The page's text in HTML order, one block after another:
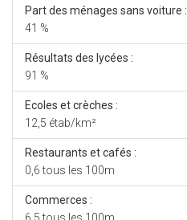
Part des ménages sans voiture :
41 %
Résultats des lycées :
91 %
Ecoles et crèches :
12,5 étab/km²
Restaurants et cafés :
0,6 tous les 100m
Commerces :